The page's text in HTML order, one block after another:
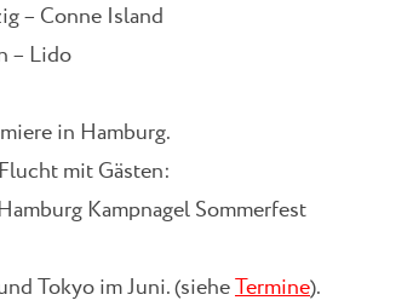
– Conne Island
– Lido
in Hamburg.
mit Gästen:
Kampnagel Sommerfest
Tokyo im Juni. (sieheTermine).